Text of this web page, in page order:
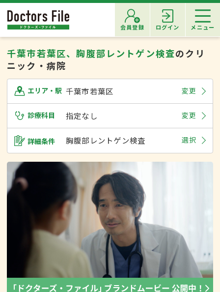
会員登録 ログイン メニュー
千葉市若葉区、胸腹部レントゲン検査のクリ
ニック・病院
エリア・駅 千葉市若葉区 変更
診療科目 指定なし 変更
詳細条件 胸腹部レントゲン検査 選択